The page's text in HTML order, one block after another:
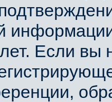
Если вы